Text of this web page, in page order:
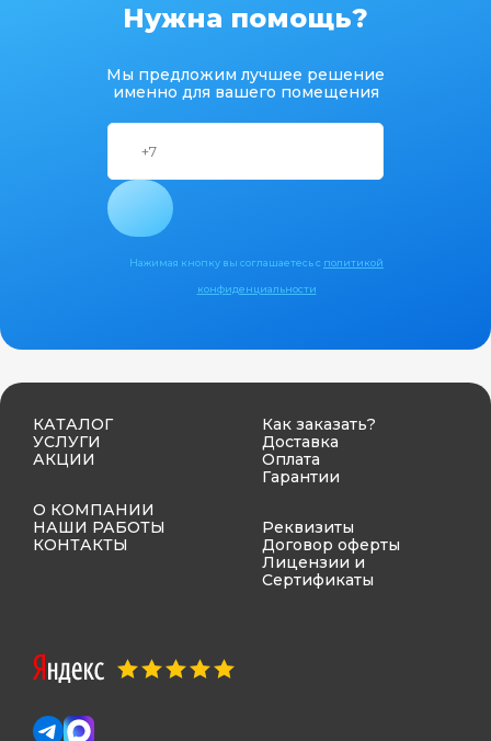
Нужна помощь?
Мы предложим лучшее решение
именно для вашего помещения
Нажимая кнопку вы соглашаетесь с политикой
конфиденциальности
КАТАЛОГ
УСЛУГИ
АКЦИИ
О КОМПАНИИ
НАШИ РАБОТЫ
КОНТАКТЫ
Как заказать?
Доставка
Оплата
Гарантии
Реквизиты
Договор оферты
Лицензии и
Сертификаты